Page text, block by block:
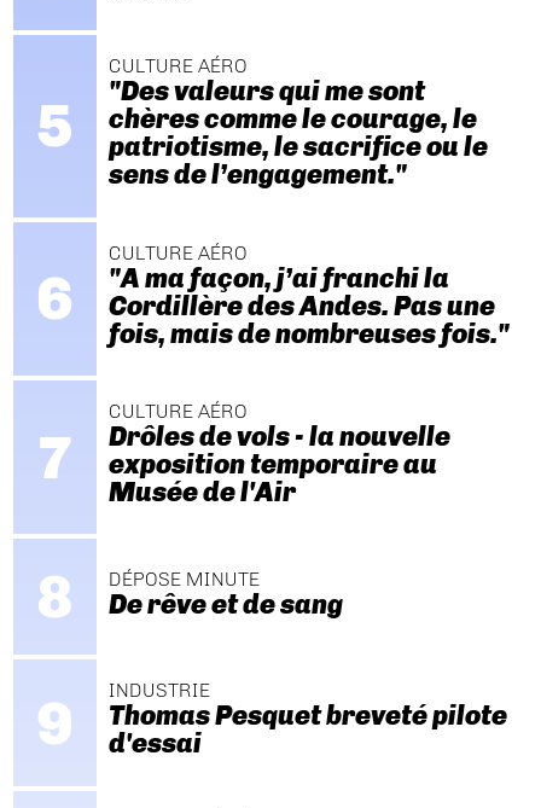
CULTURE AÉRO
"Des valeurs qui me sont
chères comme le courage, le
patriotisme, le sacrifice ou le
sens de l’engagement."
CULTURE AÉRO
"A ma façon, j’ai franchi la
Cordillère des Andes. Pas une
fois, mais de nombreuses fois."
CULTURE AÉRO
Drôles de vols - la nouvelle
exposition temporaire au
Musée de l'Air
DÉPOSE MINUTE
De rêve et de sang
INDUSTRIE
Thomas Pesquet breveté pilote
d'essai